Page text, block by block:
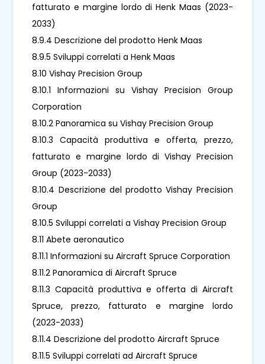
fatturato e margine lordo di Henk Maas (2023-
2033)
8.9.4 Descrizione del prodotto Henk Maas
8.9.5 Sviluppi correlati a Henk Maas
8.10 Vishay Precision Group
8.10.1 Informazioni su Vishay Precision Group
Corporation
8.10.2 Panoramica su Vishay Precision Group
8.10.3 Capacità produttiva e offerta, prezzo,
fatturato e margine lordo di Vishay Precision
Group (2023-2033)
8.10.4 Descrizione del prodotto Vishay Precision
Group
8.10.5 Sviluppi correlati a Vishay Precision Group
8.11 Abete aeronautico
8.11.1 Informazioni su Aircraft Spruce Corporation
8.11.2 Panoramica di Aircraft Spruce
8.11.3 Capacità produttiva e offerta di Aircraft
Spruce, prezzo, fatturato e margine lordo
(2023-2033)
8.11.4 Descrizione del prodotto Aircraft Spruce
8.11.5 Sviluppi correlati ad Aircraft Spruce